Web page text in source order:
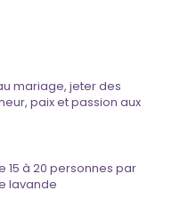
mariage, jeter des
paix et passion aux
15 à 20 personnes par
lavande